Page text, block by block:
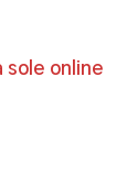
sole online